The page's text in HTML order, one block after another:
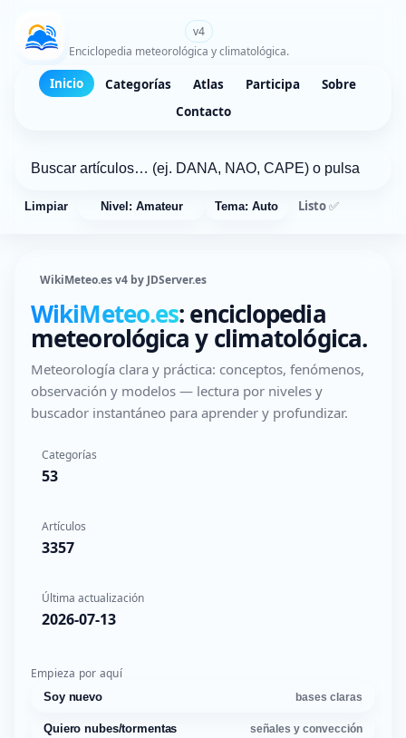
v4
Enciclopedia meteorológica y climatológica.
Inicio Categorías Atlas Participa
Sobre
Contacto
Limpiar Nivel: Amateur Tema: Auto Listo ✅
WikiMeteo.es v4 by JDServer.es
WikiMeteo.es: enciclopedia
meteorológica y climatológica.
Meteorología clara y práctica: conceptos, fenómenos,
observación y modelos — lectura por niveles y
buscador instantáneo para aprender y profundizar.
Categorías
53
Artículos
3357
Última actualización
2026-07-13
Empieza por aquí
Soy nuevo bases claras
Quiero nubes/tormentas señales y convección